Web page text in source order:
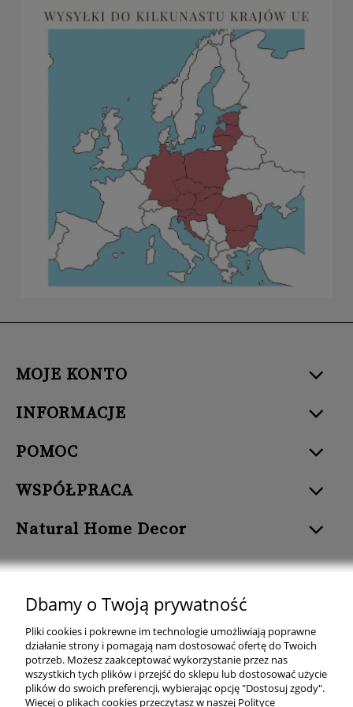
MOJE KONTO
INFORMACJE
POMOC
WSPÓŁPRACA
Natural Home Decor
Natural Home Decor | E-mail: sklep at naturalhomedecor.pl | Tel.:
507 707 299 | NIP: 7971800592 | REGON: 381429127
Copyright © 2026 - Naturalhomedecor.pl
Dbamy o Twoją prywatność
Pliki cookies i pokrewne im technologie umożliwiają poprawne
działanie strony i pomagają nam dostosować ofertę do Twoich
potrzeb. Możesz zaakceptować wykorzystanie przez nas
wszystkich tych plików i przejść do sklepu lub dostosować użycie
plików do swoich preferencji, wybierając opcję "Dostosuj zgody".
Więcej o plikach cookies przeczytasz w naszej Polityce